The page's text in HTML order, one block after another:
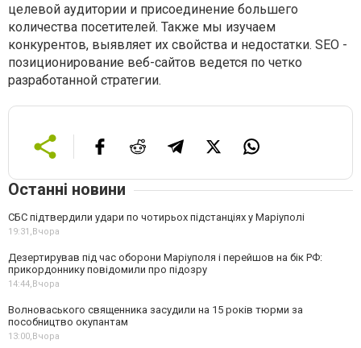
целевой аудитории и присоединение большего
количества посетителей. Также мы изучаем
конкурентов, выявляет их свойства и недостатки. SEO -
позиционирование веб-сайтов ведется по четко
разработанной стратегии.
Останні новини
СБС підтвердили удари по чотирьох підстанціях у Маріуполі
19:31,Вчора
Дезертирував під час оборони Маріуполя і перейшов на бік РФ:
прикордоннику повідомили про підозру
14:44,Вчора
Волноваського священника засудили на 15 років тюрми за
пособництво окупантам
13:00,Вчора